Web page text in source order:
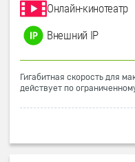
Онлайн-кинотеатр
Внешний IP
Гигабитная скорость для
действует по